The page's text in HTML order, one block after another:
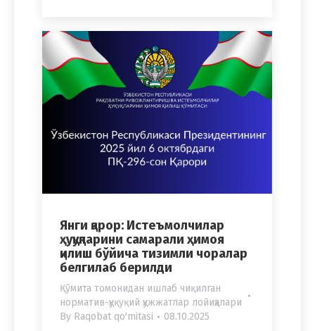
Янги қарор: Истеъмолчилар
ҳуқуқларини самарали ҳимоя
қилиш бўйича тизимли чоралар
белгилаб берилди
Қўмита томонидан ишлаб чиқилган
норматив-ҳуқуқий ҳужжатлар лойиҳалари
By Raqobat qo'mitasi 08.10.2025